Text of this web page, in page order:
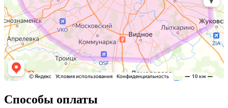
Способы оплаты